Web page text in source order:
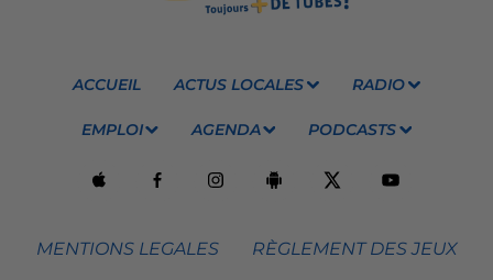
ACCUEIL ACTUS LOCALES RADIO
EMPLOI AGENDA PODCASTS
MENTIONS LEGALES RÈGLEMENT DES JEUX